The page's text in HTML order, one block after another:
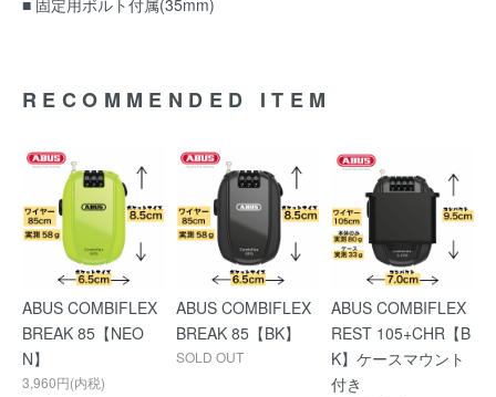
■ 固定用ボルト付属(35mm)
RECOMMENDED ITEM
ABUS COMBIFLEX
BREAK 85【NEO
N】
3,960円(内税)
ABUS COMBIFLEX
BREAK 85【BK】
SOLD OUT
ABUS COMBIFLEX
REST 105+CHR【B
K】ケースマウント
付き